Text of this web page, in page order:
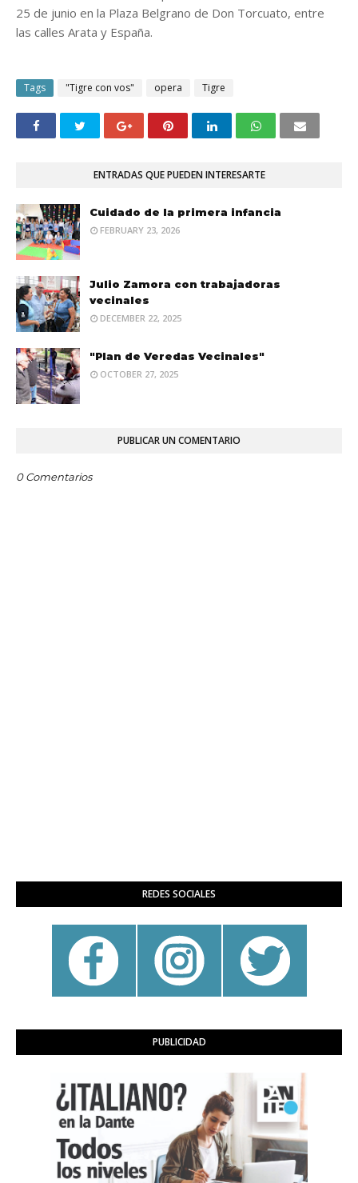
25 de junio en la Plaza Belgrano de Don Torcuato, entre
las calles Arata y España.
Tags "Tigre con vos" opera Tigre
ENTRADAS QUE PUEDEN INTERESARTE
Cuidado de la primera infancia
FEBRUARY 23, 2026
Julio Zamora con trabajadoras
vecinales
DECEMBER 22, 2025
"Plan de Veredas Vecinales"
OCTOBER 27, 2025
PUBLICAR UN COMENTARIO
0 Comentarios
REDES SOCIALES
PUBLICIDAD